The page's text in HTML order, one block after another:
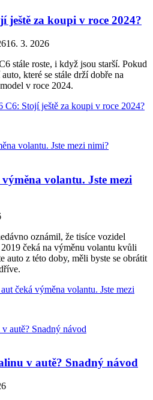
ještě za koupi v roce 2024?
16. 3. 2026
stále roste, i když jsou starší. Pokud
které se stále drží dobře na
v roce 2024.
C6: Stojí ještě za koupi v roce 2024?
volantu. Jste mezi
oznámil, že tisíce vozidel
čeká na výměnu volantu kvůli
auto z této doby, měli byste se obrátit
čeká výměna volantu. Jste mezi
v autě? Snadný návod